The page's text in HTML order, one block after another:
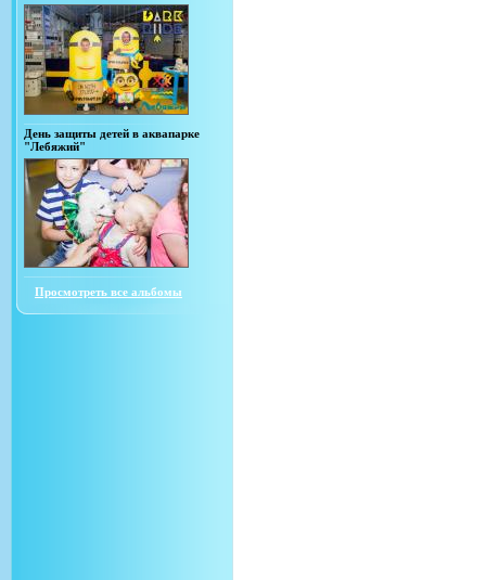
День защиты детей в аквапарке
"Лебяжий"
Просмотреть все альбомы